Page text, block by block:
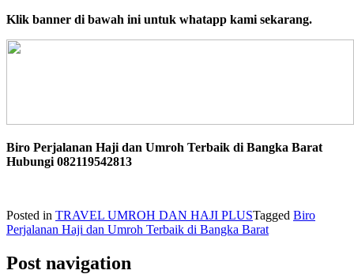
Klik banner di bawah ini untuk whatapp kami sekarang.
Biro Perjalanan Haji dan Umroh Terbaik di Bangka Barat
Hubungi 082119542813
Posted in TRAVEL UMROH DAN HAJI PLUSTagged Biro
Perjalanan Haji dan Umroh Terbaik di Bangka Barat
Post navigation